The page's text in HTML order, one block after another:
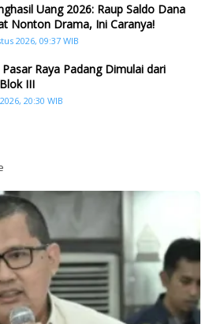
Uang 2026: Raup Saldo Dana
Nonton Drama, Ini Caranya!
2026, 09:37 WIB
Raya Padang Dimulai dari
III
20:30 WIB